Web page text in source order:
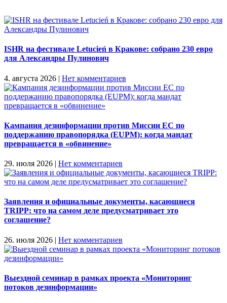
ISHR на фестивале Letucień в Кракове: собрано 230 евро
для Александры Пулинович
4. августа 2026 | Нет комментариев
Кампания дезинформации против Миссии ЕС по
поддержанию правопорядка (EUPM): когда мандат
превращается в «обвинение»
29. июля 2026 | Нет комментариев
Заявления и официальные документы, касающиеся
TRIPP: что на самом деле предусматривает это
соглашение?
26. июля 2026 | Нет комментариев
Выездной семинар в рамках проекта «Мониторинг
потоков дезинформации»